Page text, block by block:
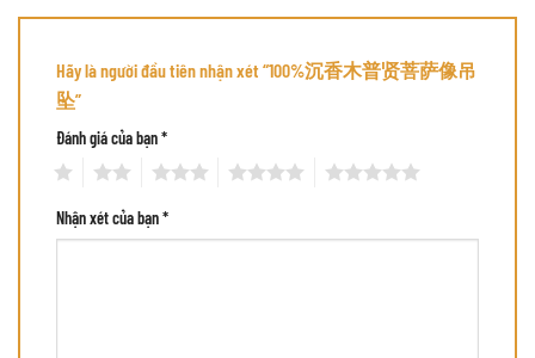
Hãy là người đầu tiên nhận xét “100%沉香木普贤菩萨像吊
坠”
Đánh giá của bạn*
Nhận xét của bạn*